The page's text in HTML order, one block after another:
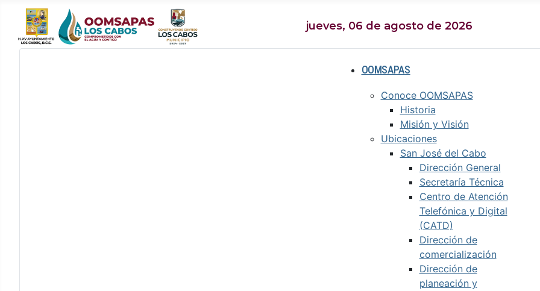
jueves, 06 de agosto de 2026
OOMSAPAS
Conoce OOMSAPAS
Historia
Misión y Visión
Ubicaciones
San José del Cabo
Dirección General
Secretaría Técnica
Centro de Atención
Telefónica y Digital
(CATD)
Dirección de
comercialización
Dirección de
planeación y